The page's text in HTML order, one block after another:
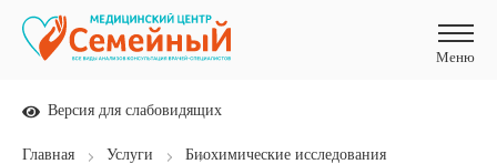
Меню
Меню
Версия для слабовидящих
Главная Услуги
Биохимические исследования